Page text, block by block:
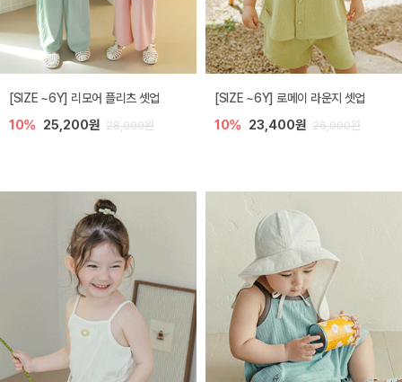
[SIZE ~6Y] 리모어 플리츠 셋업
10% 25,200원 28,000원
[SIZE ~6Y] 로메이 라운지 셋업
10% 23,400원 26,000원